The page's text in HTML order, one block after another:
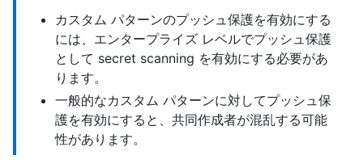
カスタム パターンのプッシュ保護を有効にする
には、エンタープライズ レベルでプッシュ保護
として secret scanning を有効にする必要があ
ります。
一般的なカスタム パターンに対してプッシュ保
護を有効にすると、共同作成者が混乱する可能
性があります。